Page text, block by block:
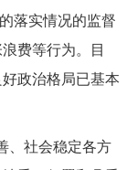
落实情况的监督
费等行为。目
政治格局已基本
、社会稳定各方